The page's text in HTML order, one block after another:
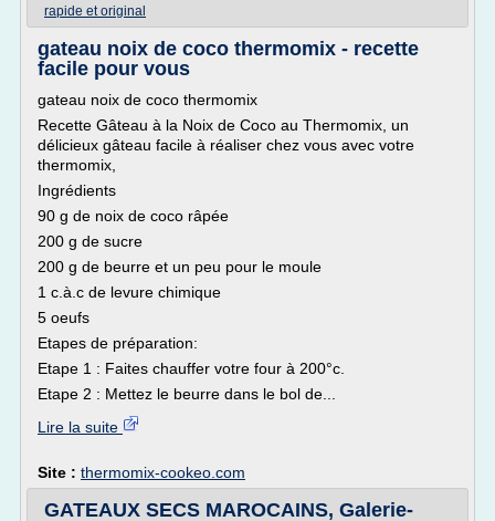
rapide et original
gateau noix de coco thermomix - recette
facile pour vous
gateau noix de coco thermomix
Recette Gâteau à la Noix de Coco au Thermomix, un
délicieux gâteau facile à réaliser chez vous avec votre
thermomix,
Ingrédients
90 g de noix de coco râpée
200 g de sucre
200 g de beurre et un peu pour le moule
1 c.à.c de levure chimique
5 oeufs
Etapes de préparation:
Etape 1 : Faites chauffer votre four à 200°c.
Etape 2 : Mettez le beurre dans le bol de...
Lire la suite
Site : thermomix-cookeo.com
GATEAUX SECS MAROCAINS, Galerie-